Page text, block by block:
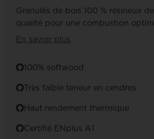
Granulés de bois 100 % résineux
qualité pour une combustion
En savoir plus
100% softwood
Très faible teneur en cendres
Haut rendement thermique
Certifié ENplus A1